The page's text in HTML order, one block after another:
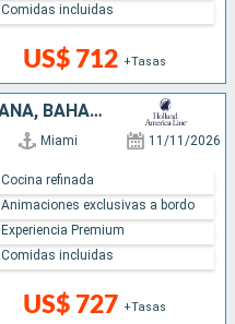
US$ 712 +Tasas
Comidas incluidas
ARUBA, REPÚBLICA DOMINICANA, BAHAMAS, ESTADOS UNIDOS
Miami 11/11/2026
US$ 727 +Tasas
Cocina refinada
Animaciones exclusivas a bordo
Experiencia Premium
Comidas incluidas